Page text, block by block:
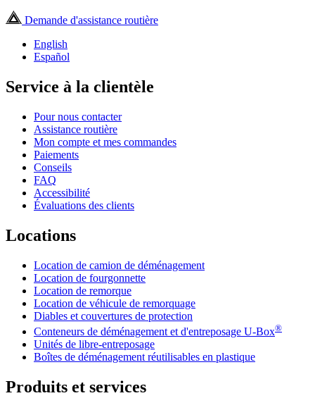
Demande d'assistance routière
English
Español
Service à la clientèle
Pour nous contacter
Assistance routière
Mon compte et mes commandes
Paiements
Conseils
FAQ
Accessibilité
Évaluations des clients
Locations
Location de camion de déménagement
Location de fourgonnette
Location de remorque
Location de véhicule de remorquage
Diables et couvertures de protection
Conteneurs de déménagement et d'entreposage U-Box®
Unités de libre-entreposage
Boîtes de déménagement réutilisables en plastique
Produits et services